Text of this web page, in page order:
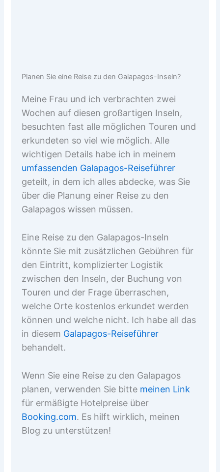
Planen Sie eine Reise zu den Galapagos-Inseln?
Meine Frau und ich verbrachten zwei
Wochen auf diesen großartigen Inseln,
besuchten fast alle möglichen Touren und
erkundeten so viel wie möglich. Alle
wichtigen Details habe ich in meinem
umfassenden Galapagos-Reiseführer
geteilt, in dem ich alles abdecke, was Sie
über die Planung einer Reise zu den
Galapagos wissen müssen.
Eine Reise zu den Galapagos-Inseln
könnte Sie mit zusätzlichen Gebühren für
den Eintritt, komplizierter Logistik
zwischen den Inseln, der Buchung von
Touren und der Frage überraschen,
welche Orte kostenlos erkundet werden
können und welche nicht. Ich habe all das
in diesem Galapagos-Reiseführer
behandelt.
Wenn Sie eine Reise zu den Galapagos
planen, verwenden Sie bitte meinen Link
für ermäßigte Hotelpreise über
Booking.com. Es hilft wirklich, meinen
Blog zu unterstützen!